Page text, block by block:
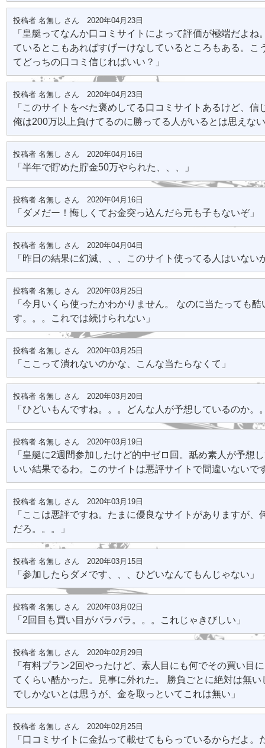
投稿者 名無し さん 2020年04月23日
「皇艇ってなんか口コミサイトによって評価が極端だよね
ているとこもあればすげーけなしているところもある。こ
てどっちの口コミ信じればいい？」
投稿者 名無し さん 2020年04月23日
「このサイトをべた褒めしてる口コミサイトあるけど、信
俺は200万以上負けてるのに勝ってる人がいるとは思えな
投稿者 名無し さん 2020年04月16日
「半年で貯めた貯金50万やられた、、、」
投稿者 名無し さん 2020年04月16日
「ダメだー！悔しくてお金突っ込んだら元も子もないぞ」
投稿者 名無し さん 2020年04月04日
「昨日の結果に幻滅、、、このサイト使ってる人はいない
投稿者 名無し さん 2020年03月25日
「今月いくら使ったかわかりません。 なのに当たっても酷
す。。。これでは続けられない」
投稿者 名無し さん 2020年03月25日
「ここって潰れないのかな、こんな当たらなくて」
投稿者 名無し さん 2020年03月20日
「ひどいもんですね。。。どんな人が予想しているのか。
投稿者 名無し さん 2020年03月19日
「皇艇に2週間参加したけど的中ゼロ回。舐め素人が予想
いい結果でるわ。このサイトは悪評サイトで間違いないで
投稿者 名無し さん 2020年03月19日
「ここは悪評ですね。たまに優良なサイトがありますが、
だろ。。。」
投稿者 名無し さん 2020年03月15日
「参加したらダメです、、、ひどいなんてもんじゃない」
投稿者 名無し さん 2020年03月02日
「2回目も買い目がバラバラ。。。これじゃきびしい」
投稿者 名無し さん 2020年02月29日
「有料プラン2回やったけど、素人目にも何でその買い目
てくらい酷かった。見事に外れた。 勝負ごとに絶対は無い
でしかないとは思うが、金を取っといてこれは無い」
投稿者 名無し さん 2020年02月25日
「口コミサイトに金払って載せてもらっているからだよ。